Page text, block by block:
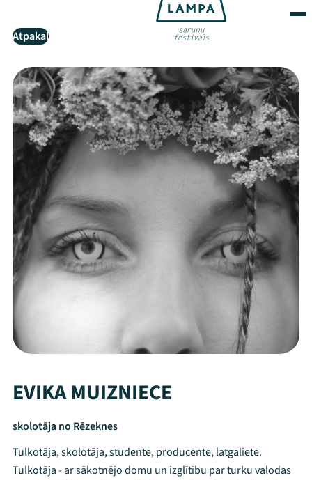
Atpakaļ
EVIKA MUIZNIECE
skolotāja no Rēzeknes
Tulkotāja, skolotāja, studente, producente, latgaliete.
Tulkotāja - ar sākotnējo domu un izglītību par turku valodas